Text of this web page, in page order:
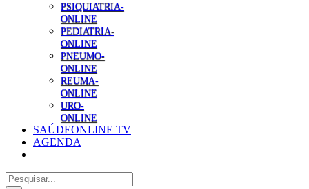
PSIQUIATRIA-
ONLINE
PEDIATRIA-
ONLINE
PNEUMO-
ONLINE
REUMA-
ONLINE
URO-
ONLINE
SAÚDEONLINE TV
AGENDA
Pesquisar